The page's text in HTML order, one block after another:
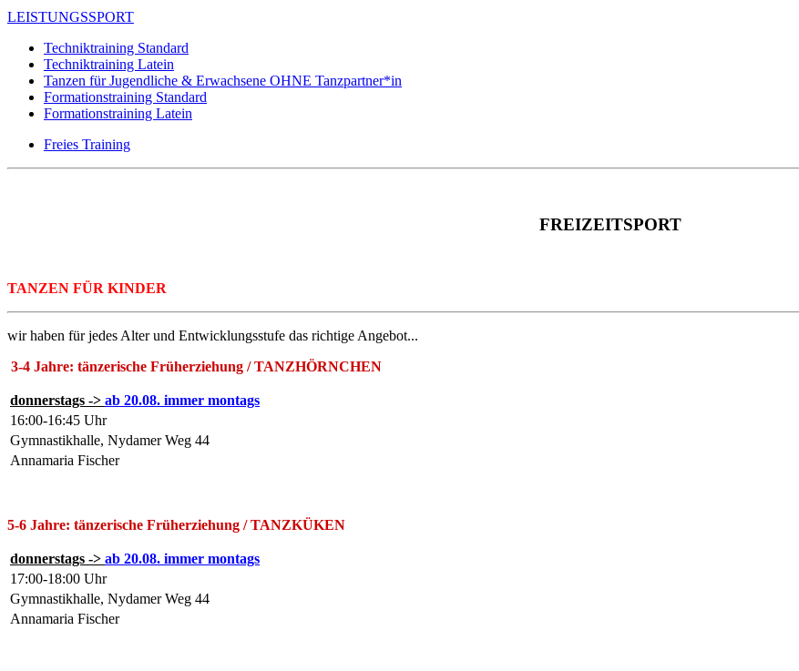
LEISTUNGSSPORT
Techniktraining Standard
Techniktraining Latein
Tanzen für Jugendliche & Erwachsene OHNE Tanzpartner*in
Formationstraining Standard
Formationstraining Latein
Freies Training
FREIZEITSPORT
TANZEN FÜR KINDER
wir haben für jedes Alter und Entwicklungsstufe das richtige Angebot...
3-4 Jahre: tänzerische Früherziehung /TANZHÖRNCHEN
donnerstags -> ab 20.08. immer montags
16:00-16:45 Uhr
Gymnastikhalle, Nydamer Weg 44
Annamaria Fischer
5-6 Jahre: tänzerische Früherziehung /TANZKÜKEN
donnerstags -> ab 20.08. immer montags
17:00-18:00 Uhr
Gymnastikhalle, Nydamer Weg 44
Annamaria Fischer